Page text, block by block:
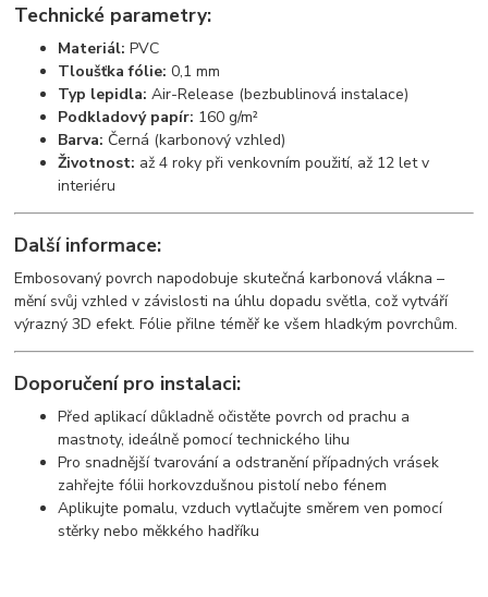
Technické parametry:
Materiál: PVC
Tloušťka fólie: 0,1 mm
Typ lepidla: Air-Release (bezbublinová instalace)
Podkladový papír: 160 g/m²
Barva: Černá (karbonový vzhled)
Životnost: až 4 roky při venkovním použití, až 12 let v
interiéru
Další informace:
Embosovaný povrch napodobuje skutečná karbonová vlákna –
mění svůj vzhled v závislosti na úhlu dopadu světla, což vytváří
výrazný 3D efekt. Fólie přilne téměř ke všem hladkým povrchům.
Doporučení pro instalaci:
Před aplikací důkladně očistěte povrch od prachu a
mastnoty, ideálně pomocí technického lihu
Pro snadnější tvarování a odstranění případných vrásek
zahřejte fólii horkovzdušnou pistolí nebo fénem
Aplikujte pomalu, vzduch vytlačujte směrem ven pomocí
stěrky nebo měkkého hadříku